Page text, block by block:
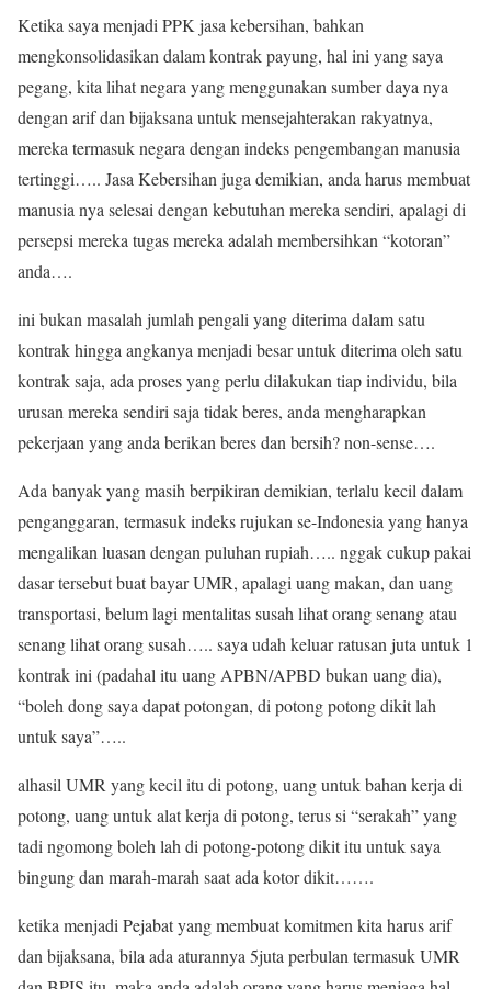
Ketika saya menjadi PPK jasa kebersihan, bahkan
mengkonsolidasikan dalam kontrak payung, hal ini yang saya
pegang, kita lihat negara yang menggunakan sumber daya nya
dengan arif dan bijaksana untuk mensejahterakan rakyatnya,
mereka termasuk negara dengan indeks pengembangan manusia
tertinggi….. Jasa Kebersihan juga demikian, anda harus membuat
manusia nya selesai dengan kebutuhan mereka sendiri, apalagi di
persepsi mereka tugas mereka adalah membersihkan “kotoran”
anda….
ini bukan masalah jumlah pengali yang diterima dalam satu
kontrak hingga angkanya menjadi besar untuk diterima oleh satu
kontrak saja, ada proses yang perlu dilakukan tiap individu, bila
urusan mereka sendiri saja tidak beres, anda mengharapkan
pekerjaan yang anda berikan beres dan bersih? non-sense….
Ada banyak yang masih berpikiran demikian, terlalu kecil dalam
penganggaran, termasuk indeks rujukan se-Indonesia yang hanya
mengalikan luasan dengan puluhan rupiah….. nggak cukup pakai
dasar tersebut buat bayar UMR, apalagi uang makan, dan uang
transportasi, belum lagi mentalitas susah lihat orang senang atau
senang lihat orang susah….. saya udah keluar ratusan juta untuk 1
kontrak ini (padahal itu uang APBN/APBD bukan uang dia),
“boleh dong saya dapat potongan, di potong potong dikit lah
untuk saya”…..
alhasil UMR yang kecil itu di potong, uang untuk bahan kerja di
potong, uang untuk alat kerja di potong, terus si “serakah” yang
tadi ngomong boleh lah di potong-potong dikit itu untuk saya
bingung dan marah-marah saat ada kotor dikit…….
ketika menjadi Pejabat yang membuat komitmen kita harus arif
dan bijaksana, bila ada aturannya 5juta perbulan termasuk UMR